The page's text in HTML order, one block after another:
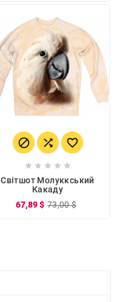
  
    
Світшот Молуккський
Какаду
67,89 $ 73,00 $